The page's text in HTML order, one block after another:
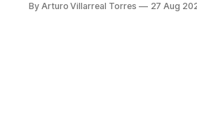
By Arturo Villarreal Torres 27 Aug